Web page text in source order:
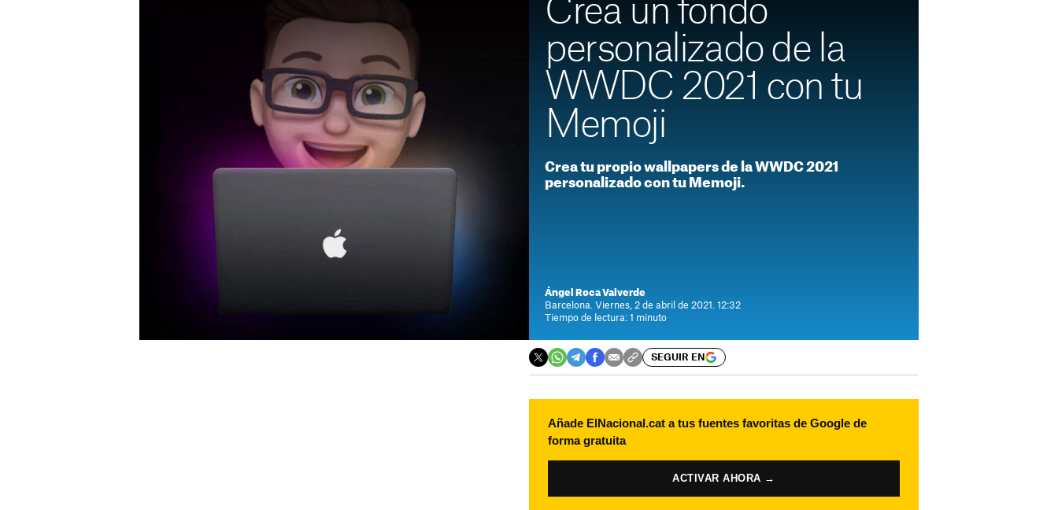
Crea un fondo
personalizado de la
WWDC 2021 con tu
Memoji
Crea tu propio wallpapers de la WWDC 2021
personalizado con tu Memoji.
Ángel Roca Valverde
Barcelona. Viernes, 2 de abril de 2021. 12:32
Tiempo de lectura: 1 minuto
SEGUIR EN
Añade ElNacional.cat a tus fuentes favoritas de Google de
forma gratuita
ACTIVAR AHORA →